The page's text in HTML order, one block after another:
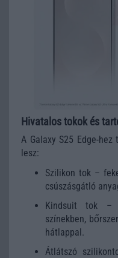
Hivatalos tokok és
A Galaxy S25 Edge-
lesz:
Szilikon tok –
csúszásgátló
Kindsuit tok –
színekben,
hátlappal.
Átlátszó